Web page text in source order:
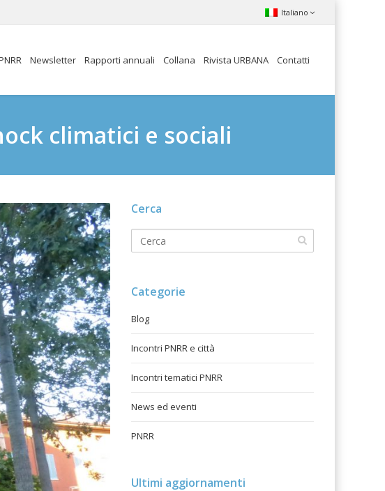
Italiano
Newsletter Rapporti annuali Collana Rivista URBANA Contatti
climatici e sociali
Cerca
Categorie
Blog
Incontri PNRR e città
Incontri tematici PNRR
News ed eventi
PNRR
Ultimi aggiornamenti